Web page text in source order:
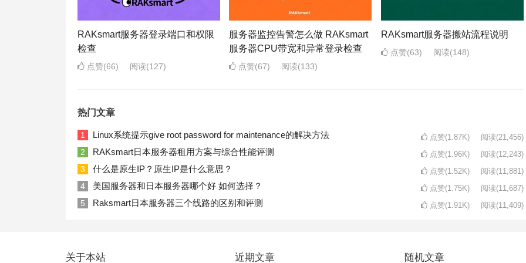
RAKsmart服务器登录端口和权限
检查
点赞(66) 阅读(127)
服务器监控告警怎么做 RAKsmart
服务器CPU带宽和异常登录检查
点赞(67) 阅读(133)
RAKsmart服务器搬站流程说明
点赞(63) 阅读(148)
热门文章
1 Linux系统提示give root password for maintenance的解决方法 点赞(1.87K) 阅读(21,456)
2 RAKsmart日本服务器租用方案与综合性能评测 点赞(1.96K) 阅读(12,243)
3 什么是原生IP？原生IP是什么意思？ 点赞(1.52K) 阅读(11,881)
4 美国服务器和日本服务器哪个好 如何选择？ 点赞(1.75K) 阅读(11,687)
5 Raksmart日本服务器三个线路的区别和评测 点赞(1.91K) 阅读(11,409)
关于本站 近期文章 随机文章